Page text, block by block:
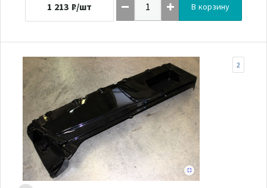
1 213 ₽/шт В корзину
2